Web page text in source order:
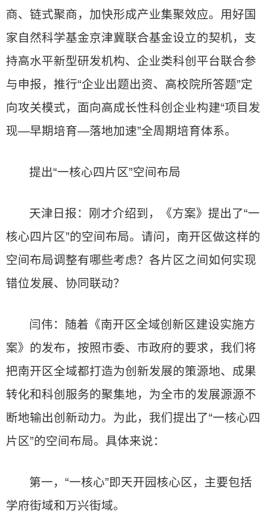
商、链式聚商，加快形成产业集聚效应。用好国
家自然科学基金京津冀联合基金设立的契机，支
持高水平新型研发机构、企业类科创平台联合参
与申报，推行“企业出题出资、高校院所答题”定
向攻关模式，面向高成长性科创企业构建“项目发
现—早期培育—落地加速”全周期培育体系。
提出“一核心四片区”空间布局
天津日报：刚才介绍到，《方案》提出了“一
核心四片区”的空间布局。请问，南开区做这样的
空间布局调整有哪些考虑？各片区之间如何实现
错位发展、协同联动？
闫伟：随着《南开区全域创新区建设实施方
案》的发布，按照市委、市政府的要求，我们将
把南开区全域都打造为创新发展的策源地、成果
转化和科创服务的聚集地，为全市的发展源源不
断地输出创新动力。为此，我们提出了“一核心四
片区”的空间布局。具体来说：
第一，“一核心”即天开园核心区，主要包括
学府街域和万兴街域。